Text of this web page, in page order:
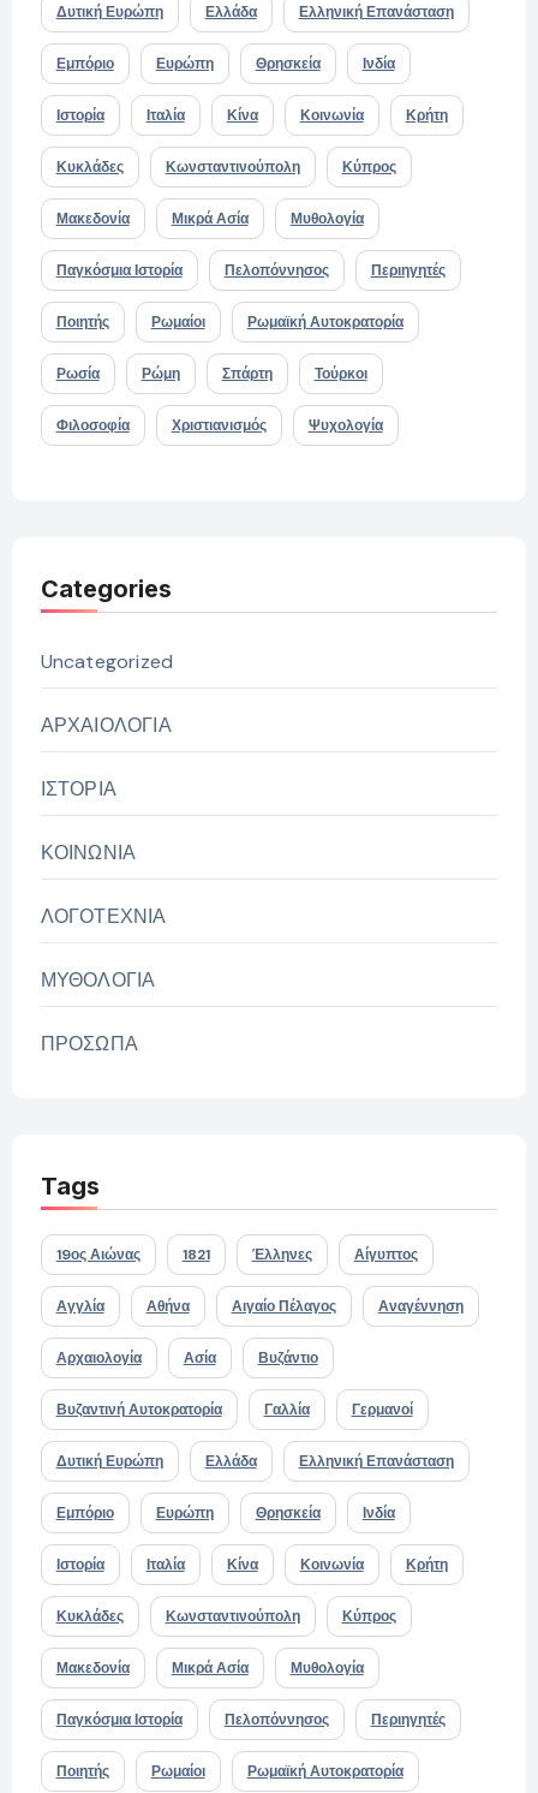
Δυτική Ευρώπη Ελλάδα Ελληνική Επανάσταση
Εμπόριο Ευρώπη Θρησκεία Ινδία
Ιστορία Ιταλία Κίνα Κοινωνία Κρήτη
Κυκλάδες Κωνσταντινούπολη Κύπρος
Μακεδονία Μικρά Ασία Μυθολογία
Παγκόσμια Ιστορία Πελοπόννησος Περιηγητές
Ποιητής Ρωμαίοι Ρωμαϊκή Αυτοκρατορία
Ρωσία Ρώμη Σπάρτη Τούρκοι
Φιλοσοφία Χριστιανισμός Ψυχολογία
Categories
Uncategorized
ΑΡΧΑΙΟΛΟΓΙΑ
ΙΣΤΟΡΙΑ
ΚΟΙΝΩΝΙΑ
ΛΟΓΟΤΕΧΝΙΑ
ΜΥΘΟΛΟΓΙΑ
ΠΡΟΣΩΠΑ
Tags
19ος Αιώνας 1821 Έλληνες Αίγυπτος
Αγγλία Αθήνα Αιγαίο Πέλαγος Αναγέννηση
Αρχαιολογία Ασία Βυζάντιο
Βυζαντινή Αυτοκρατορία Γαλλία Γερμανοί
Δυτική Ευρώπη Ελλάδα Ελληνική Επανάσταση
Εμπόριο Ευρώπη Θρησκεία Ινδία
Ιστορία Ιταλία Κίνα Κοινωνία Κρήτη
Κυκλάδες Κωνσταντινούπολη Κύπρος
Μακεδονία Μικρά Ασία Μυθολογία
Παγκόσμια Ιστορία Πελοπόννησος Περιηγητές
Ποιητής Ρωμαίοι Ρωμαϊκή Αυτοκρατορία